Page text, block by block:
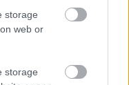
storage
web or
storage
a Karcag